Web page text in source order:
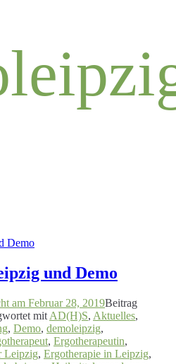
und Demo
am Februar 28, 2019Beitrag
mit AD(H)S, Aktuelles,
, Demo, demoleipzig,
, Ergotherapeutin,
Leipzig, Ergotherapie in Leipzig,